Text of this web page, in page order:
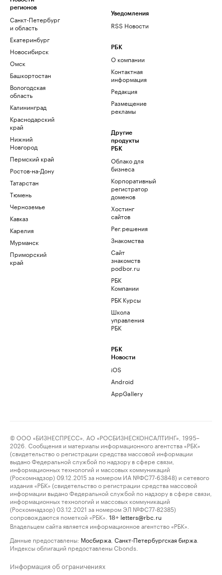
регионов
Санкт-Петербург
и область
Екатеринбург
Новосибирск
Омск
Башкортостан
Вологодская
область
Калининград
Краснодарский
край
Нижний
Новгород
Пермский край
Ростов-на-Дону
Татарстан
Тюмень
Черноземье
Кавказ
Карелия
Мурманск
Приморский
край
Уведомления
RSS Новости
РБК
О компании
Контактная
информация
Редакция
Размещение
рекламы
Другие
продукты
РБК
Облако для
бизнеса
Корпоративный
регистратор
доменов
Хостинг
сайтов
Рег.решения
Знакомства
Сайт
знакомств
podbor.ru
РБК
Компании
РБК Курсы
Школа
управления
РБК
РБК
Новости
iOS
Android
AppGallery
© ООО «БИЗНЕСПРЕСС», АО «РОСБИЗНЕСКОНСАЛТИНГ», 1995–
2026. Сообщения и материалы информационного агентства «РБК»
(свидетельство о регистрации средства массовой информации
выдано Федеральной службой по надзору в сфере связи,
информационных технологий и массовых коммуникаций
(Роскомнадзор) 09.12.2015 за номером ИА №ФС77-63848) и сетевого
издания «РБК» (свидетельство о регистрации средства массовой
информации выдано Федеральной службой по надзору в сфере связи,
информационных технологий и массовых коммуникаций
(Роскомнадзор) 03.12.2021 за номером ЭЛ №ФС77-82385)
сопровождаются пометкой «РБК».
18+ letters@rbc.ru
Владельцем сайта является информационное агентство «РБК».
Данные предоставлены: Мосбиржа Санкт-Петербургская биржа
Индексы облигаций предоставлены Cbonds.
Информация об ограничениях